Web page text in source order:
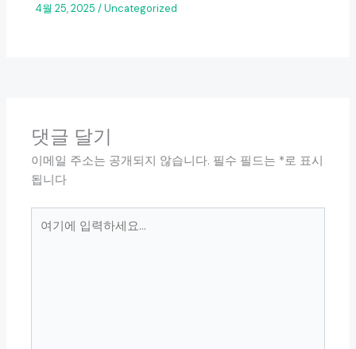
4월 25, 2025/Uncategorized
댓글 달기
이메일 주소는 공개되지 않습니다. 필수 필드는 *로 표시
됩니다